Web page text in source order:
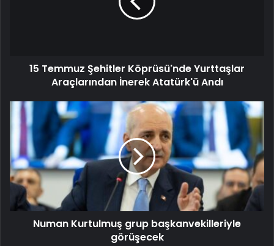
15 Temmuz Şehitler Köprüsü'nde Yurttaşlar
Araçlarından İnerek Atatürk'ü Andı
Numan Kurtulmuş grup başkanvekilleriyle
görüşecek